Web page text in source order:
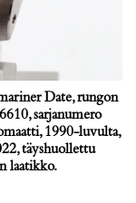
Date, rungon
sarjanumero
1990-luvulta,
täyshuollettu
laatikko.